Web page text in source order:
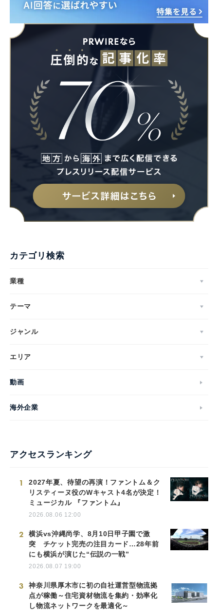
カテゴリ検索
業種
テーマ
ジャンル
エリア
動画
海外企業
アクセスランキング
1
2027年夏、待望の再演！ファントム＆ク
リスティーヌ役のWキャスト4名が決定！
ミュージカル 『ファントム』
2026.08.06 12:00
2
横浜vs沖縄尚学、8月10日甲子園で激
突 チケット完売の注目カード…28年前
にも横浜が演じた“伝説の一戦”
2026.08.07 19:00
3
神奈川県厚木市に初の自社運営型物流拠
点が稼働～住宅資材物流を集約・効率化
し物流ネットワークを最適化～